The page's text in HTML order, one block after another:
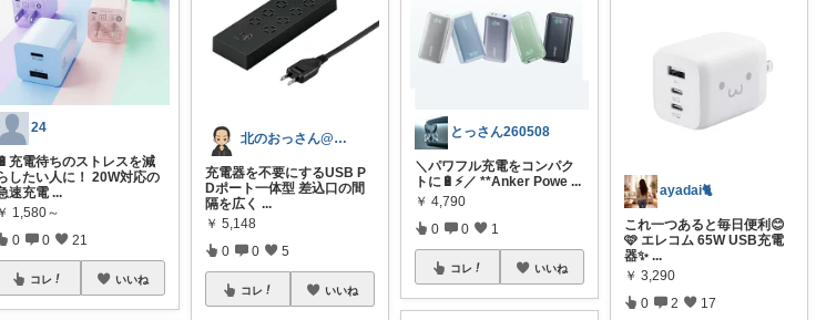
24
🔋充電待ちのストレスを減
したい人に！ 20W対応の
速充電 ...
￥ 1,580～
0 0 21
コレ いいね
北のおっさん@ガジェット好き
充電器を不要にするUSB P
Dポート一体型 差込口の間
隔を広く ...
￥ 5,148
0 0 5
コレ いいね
とっさん260508
＼パワフル充電をコンパク
トに🔋⚡／ **Anker Powe ...
￥ 4,790
0 0 1
コレ いいね
ayadai🐈
これ一つあると毎日便利😊
🩷 エレコム 65W USB充電
器✨...
￥ 3,290
0 2 17